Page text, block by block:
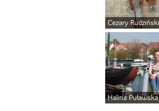
Cezary Rudziński
Halina Puławska